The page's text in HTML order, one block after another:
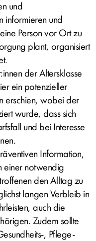
und
informieren und
Person vor Ort zu
plant, organisiert
der Altersklasse
ein potenzieller
erschien, wobei der
wurde, dass sich
und bei Interesse
Information,
einer notwendig
den Alltag zu
langen Verbleib in
auch die
Zudem sollte
, Pflege-